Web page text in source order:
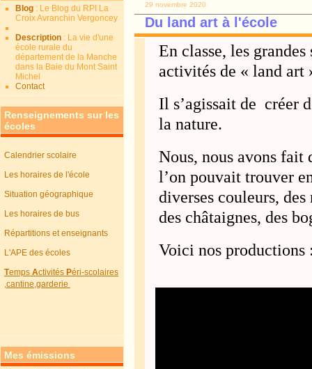
Blog : Le Blog du RPI La
Croix Avranchin Vergoncey
Description : La vie d'une
école rurale du
département de la Manche
dans la Baie du Mont Saint
Michel
Contact
Renseignements sur les
écoles
Calendrier scolaire
Les horaires de l'école
Situation géographique
Les horaires de bus
Répartitions et enseignants
L'APE des écoles
TempsActivitésPéri-scolaires
,cantine,garderie
Mes émissions
29 novembre 2020
Du land art à l'école
En classe, les
activités de « land
Il s’agissait de créer
la nature.
Nous, nous avons fait
l’on pouvait trouver
diverses couleurs,
des châtaignes, des
Voici nos productions